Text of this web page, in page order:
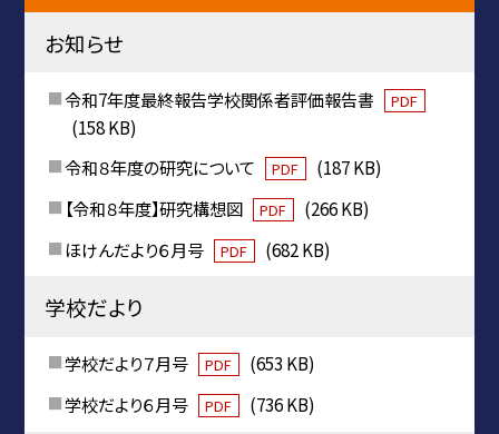
お知らせ
令和7年度最終報告学校関係者評価報告書 PDF
(158 KB)
令和８年度の研究について
PDF
(187 KB)
【令和８年度】研究構想図
PDF
(266 KB)
ほけんだより６月号
PDF (682 KB)
学校だより
学校だより７月号 PDF
(653 KB)
学校だより６月号
PDF (736 KB)